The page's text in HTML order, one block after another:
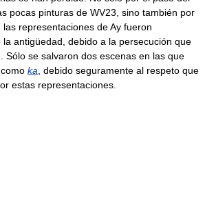
pocas pinturas de WV23, sino también por
representaciones de Ay fueron
antigüedad, debido a la persecución que
Sólo se salvaron dos escenas en las que
ka , debido seguramente al respeto que
estas representaciones.